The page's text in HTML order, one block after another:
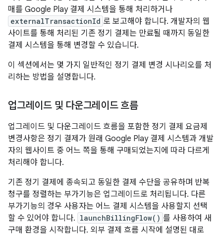
매를 Google Play 결제 시스템을 통해 처리하거나
externalTransactionId 로 보고해야 합니다. 개발자의 웹
사이트를 통해 처리된 기존 정기 결제는 만료될 때까지 동일한
결제 시스템을 통해 변경할 수 있습니다.
이 섹션에서는 몇 가지 일반적인 정기 결제 변경 시나리오를 처
리하는 방법을 설명합니다.
업그레이드 및 다운그레이드 흐름
업그레이드 및 다운그레이드 흐름을 포함한 정기 결제 요금제
변경사항은 정기 결제가 원래 Google Play 결제 시스템과 개발
자의 웹사이트 중 어느 쪽을 통해 구매되었는지에 따라 다르게
처리해야 합니다.
기존 정기 결제에 종속되고 동일한 결제 수단을 공유하며 반복
청구를 정렬하는 부가기능은 업그레이드로 처리됩니다. 다른
부가기능의 경우 사용자는 어느 결제 시스템을 사용할지 선택
할 수 있어야 합니다. launchBillingFlow() 를 사용하여 새
구매 환경을 시작합니다. 외부 결제 흐름 시작에 설명된 대로